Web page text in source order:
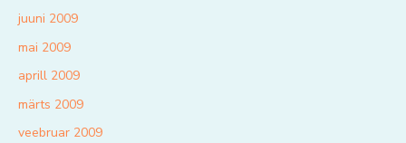
juuni 2009
mai 2009
aprill 2009
märts 2009
veebruar 2009